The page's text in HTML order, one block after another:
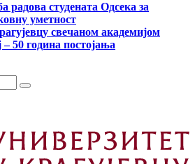
студената Одсека за
уметност
свечаном академијом
– 50 година постојања